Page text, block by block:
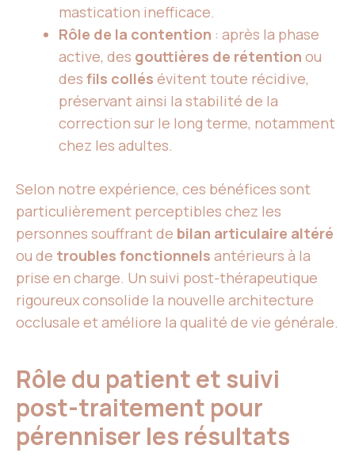
mastication inefficace.
Rôle de la contention : après la phase
active, des gouttières de rétention ou
des fils collés évitent toute récidive,
préservant ainsi la stabilité de la
correction sur le long terme, notamment
chez les adultes.
Selon notre expérience, ces bénéfices sont
particulièrement perceptibles chez les
personnes souffrant de bilan articulaire altéré
ou de troubles fonctionnels antérieurs à la
prise en charge. Un suivi post-thérapeutique
rigoureux consolide la nouvelle architecture
occlusale et améliore la qualité de vie générale.
Rôle du patient et suivi
post-traitement pour
pérenniser les résultats